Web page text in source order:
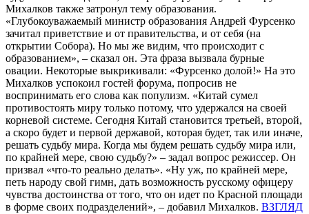
Михалков также затронул тему образования.
«Глубокоуважаемый министр образования Андрей Фурсенко
зачитал приветствие и от правительства, и от себя (на
открытии Собора). Но мы же видим, что происходит с
образованием», – сказал он. Эта фраза вызвала бурные
овации. Некоторые выкрикивали: «Фурсенко долой!» На это
Михалков успокоил гостей форума, попросив не
воспринимать его слова как популизм. «Китай сумел
противостоять миру только потому, что удержался на своей
корневой системе. Сегодня Китай становится третьей, второй,
а скоро будет и первой державой, которая будет, так или иначе,
решать судьбу мира. Когда мы будем решать судьбу мира или,
по крайней мере, свою судьбу?» – задал вопрос режиссер. Он
призвал «что-то реально делать». «Ну уж, по крайней мере,
петь народу свой гимн, дать возможность русскому офицеру
чувства достоинства от того, что он идет по Красной площади
в форме своих подразделений», – добавил Михалков. ВЗГЛЯД